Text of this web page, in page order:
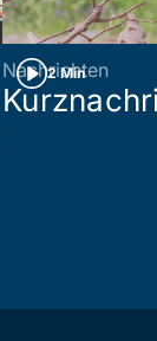
2 Min
Nachrichten